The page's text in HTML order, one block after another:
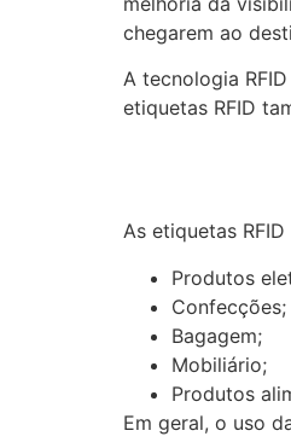
chegarem ao
A tecnologia
etiquetas RFID
As etiquetas
Produtos
Confecções;
Bagagem;
Mobiliário;
Produtos
Em geral, o uso